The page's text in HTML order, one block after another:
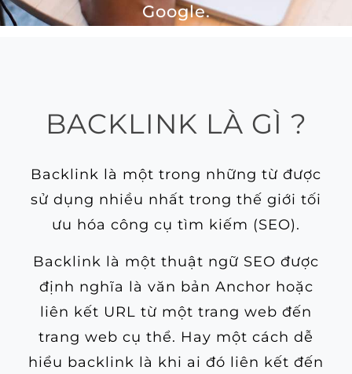
Google.
BACKLINK LÀ GÌ ?
Backlink là một trong những từ được
sử dụng nhiều nhất trong thế giới tối
ưu hóa công cụ tìm kiếm (SEO).
Backlink là một thuật ngữ SEO được
định nghĩa là văn bản Anchor hoặc
liên kết URL từ một trang web đến
trang web cụ thể. Hay một cách dễ
hiểu backlink là khi ai đó liên kết đến